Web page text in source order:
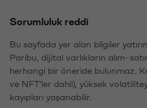
Sorumluluk reddi
Bu sayfada yer alan bilgiler
Paribu, dijital varlıkların alım-
herhangi bir öneride bulunmaz.
ve NFT'ler dahil), yüksek
kayıpları yaşanabilir.